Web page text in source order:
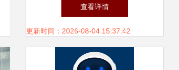
查看详情
更新时间：2026-08-04 15:37:42